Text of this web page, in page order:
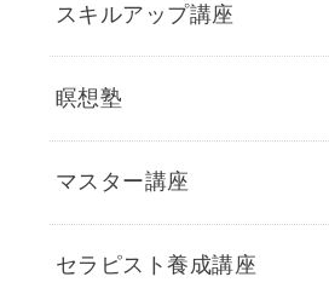
スキルアップ講座
瞑想塾
マスター講座
セラピスト養成講座